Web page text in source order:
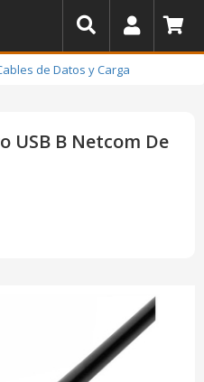
de Datos y Carga
USB B Netcom De